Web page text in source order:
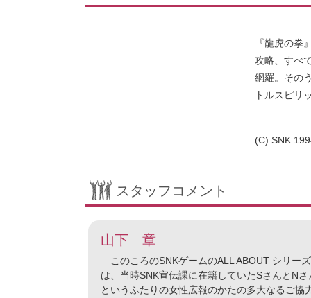
『龍虎の拳
攻略、すべ
網羅。その
トルスピリ
(C) SNK
スタッフコメント
山下 章
このころのSNKゲームのALL ABOUT シリーズ
は、当時SNK宣伝課に在籍していたSさんとNさ
というふたりの女性広報のかたの多大なるご協